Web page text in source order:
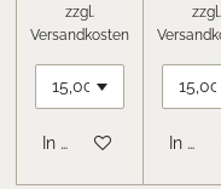
zzgl.
Versandkosten
In den Warenkorb
zzgl.
In